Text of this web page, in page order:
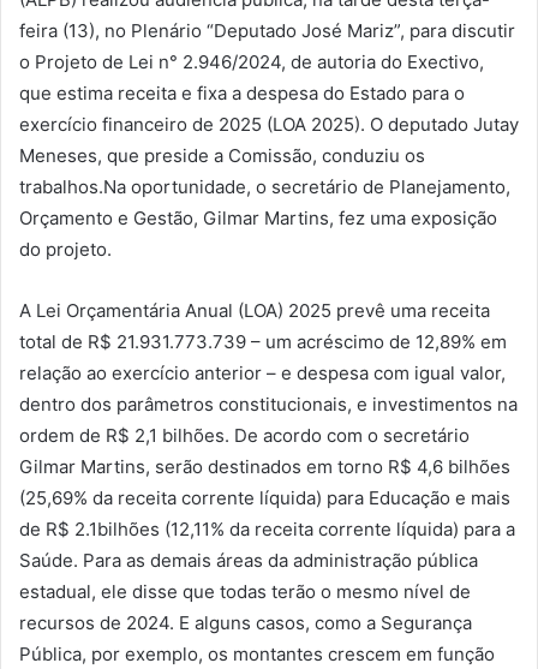
feira (13), no Plenário “Deputado José Mariz”, para discutir
o Projeto de Lei n° 2.946/2024, de autoria do Exectivo,
que estima receita e fixa a despesa do Estado para o
exercício financeiro de 2025 (LOA 2025). O deputado Jutay
Meneses, que preside a Comissão, conduziu os
trabalhos.Na oportunidade, o secretário de Planejamento,
Orçamento e Gestão, Gilmar Martins, fez uma exposição
do projeto.
A Lei Orçamentária Anual (LOA) 2025 prevê uma receita
total de R$ 21.931.773.739 – um acréscimo de 12,89% em
relação ao exercício anterior – e despesa com igual valor,
dentro dos parâmetros constitucionais, e investimentos na
ordem de R$ 2,1 bilhões. De acordo com o secretário
Gilmar Martins, serão destinados em torno R$ 4,6 bilhões
(25,69% da receita corrente líquida) para Educação e mais
de R$ 2.1bilhões (12,11% da receita corrente líquida) para a
Saúde. Para as demais áreas da administração pública
estadual, ele disse que todas terão o mesmo nível de
recursos de 2024. E alguns casos, como a Segurança
Pública, por exemplo, os montantes crescem em função